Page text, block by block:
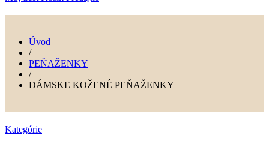
Úvod
/
PEŇAŽENKY
/
DÁMSKE KOŽENÉ PEŇAŽENKY
Kategórie